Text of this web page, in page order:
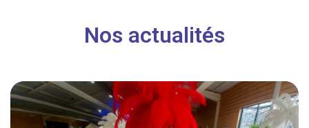
Nos actualités